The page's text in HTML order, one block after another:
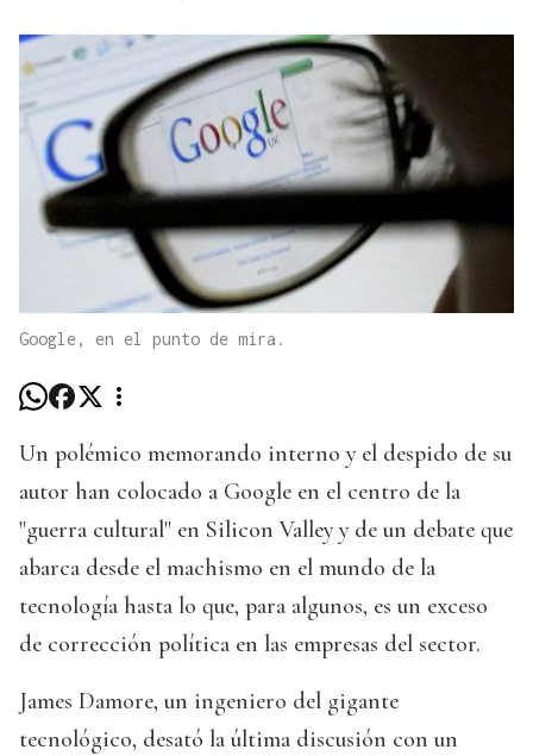
Google, en el punto de mira.
Un polémico memorando interno y el despido de su
autor han colocado a Google en el centro de la
"guerra cultural" en Silicon Valley y de un debate que
abarca desde el machismo en el mundo de la
tecnología hasta lo que, para algunos, es un exceso
de corrección política en las empresas del sector.
James Damore, un ingeniero del gigante
tecnológico, desató la última discusión con un